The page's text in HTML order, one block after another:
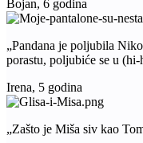
Bojan, 6 godina
„Pandana je poljubila
porastu, poljubiće se u
Irena, 5 godina
„Zašto je Miša siv kao